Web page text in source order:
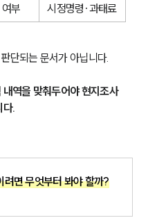
예약
부 시정명령·과태료
단되는 문서가 아닙니다.
역을 맞춰두어야 현지조사
다.
면 무엇부터 봐야 할까?